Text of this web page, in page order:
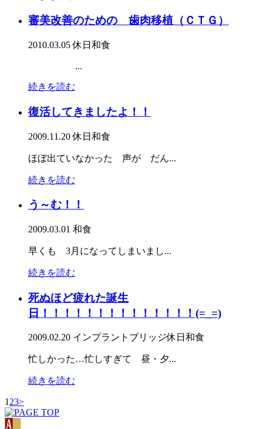
審美改善のための 歯肉移植（ＣＴＧ）
2010.03.05 休日 和食
...
続きを読む
復活してきましたよ！！
2009.11.20 休日 和食
ほぼ出ていなかった 声が だん...
続きを読む
う～む！！
2009.03.01 和食
早くも 3月になってしまいまし...
続きを読む
死ぬほど疲れた誕生
日！！！！！！！！！！！！！！(=_=)
2009.02.20 インプラント ブリッジ休日 和食
忙しかった…忙しすぎて 昼・夕...
続きを読む
123>